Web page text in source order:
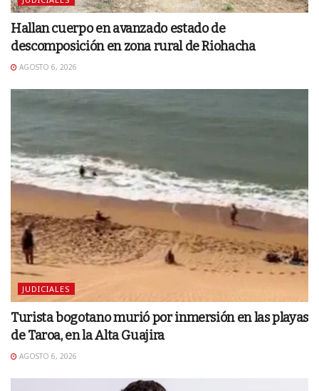
Hallan cuerpo en avanzado estado de
descomposición en zona rural de Riohacha
AGOSTO 6, 2026
JUDICIALES
Turista bogotano murió por inmersión en las playas
de Taroa, en la Alta Guajira
AGOSTO 6, 2026